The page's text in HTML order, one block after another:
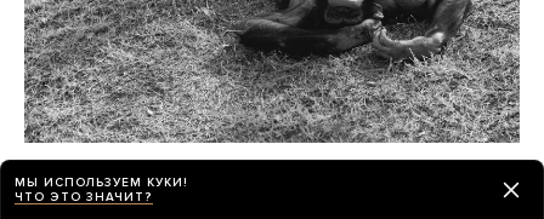
Шимпанзе и гориллы умеют смеяться как
люди, а крысы — хихикать
МЫ ИСПОЛЬЗУЕМ КУКИ!
ЧТО ЭТО ЗНАЧИТ?